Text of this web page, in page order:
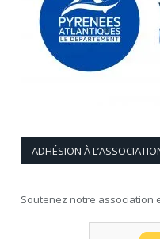
ADHÉSION À
Soutenez notre association